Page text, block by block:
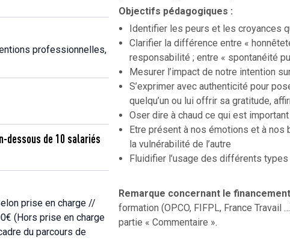
professionnelles,
dessous de 10 salariés
prise en charge //
(Hors prise en charge
du parcours de
Objectifs pédagogiques :
Identifier les peurs et les croyances
Clarifier la différence entre «
responsabilité ; entre « spontanéité
Mesurer l’impact de notre intention
S’exprimer avec authenticité pour
quelqu’un ou lui offrir sa gratitude,
Oser dire à chaud ce qui est
Etre présent à nos émotions et à
la vulnérabilité de l’autre
Fluidifier l’usage des différents
Remarque concernant le financement
formation (OPCO, FIFPL, France
partie « Commentaire ».